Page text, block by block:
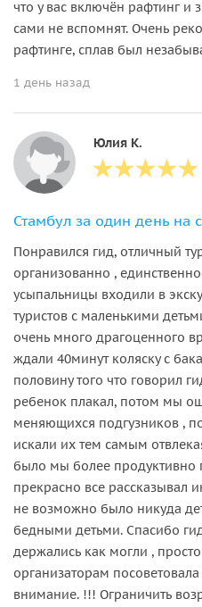
что у вас включён рафтинг и
сами не вспомнят. Очень
рафтинге, сплав был
1 день назад
Юлия К.
Стамбул за один день на
Понравился гид, отличный
организованно ,
усыпальницы входили в
туристов с маленькими
очень много драгоценного
ждали 40минут коляску с
половину того что говорил
ребенок плакал, потом мы
меняющихся подгузников ,
искали их тем самым
было мы более продуктивно
прекрасно все рассказывал
не возможно было никуда
бедными детьми. Спасибо
держались как могли ,
организаторам
внимание. !!! Ограничить